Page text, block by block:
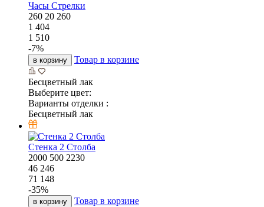
Часы Стрелки
260 20 260
1 404
1 510
-7%
в корзину Товар в корзине
Бесцветный лак
Выберите цвет:
Варианты отделки :
Бесцветный лак
Стенка 2 Столба
2000 500 2230
46 246
71 148
-35%
в корзину Товар в корзине